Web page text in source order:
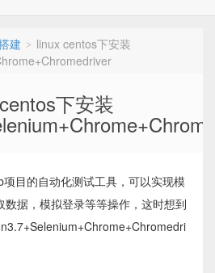
建 > linux centos下安装
下安装
目的自动化测试工具，可以实现模
据，模拟登录等等操作，这时想到